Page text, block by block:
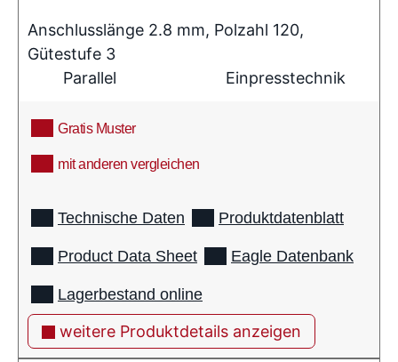
Anschlusslänge 2.8 mm, Polzahl 120,
Gütestufe 3
Parallel
Einpresstechnik
Gratis Muster
mit anderen vergleichen
Technische Daten Produktdatenblatt
Product Data Sheet Eagle Datenbank
Lagerbestand online
weitere Produktdetails anzeigen